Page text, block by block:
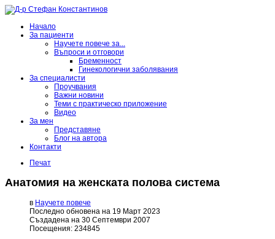
Начало
За пациенти
Научете повече за...
Въпроси и отговори
Бременност
Гинекологични заболявания
За специалисти
Проучвания
Важни новини
Теми с практическо приложение
Видео
За мен
Представяне
Блог на автора
Контакти
Печат
Анатомия на женската полова система
в Научете повече
Последно обновена на 19 Март 2023
Създадена на 30 Септември 2007
Посещения: 234845